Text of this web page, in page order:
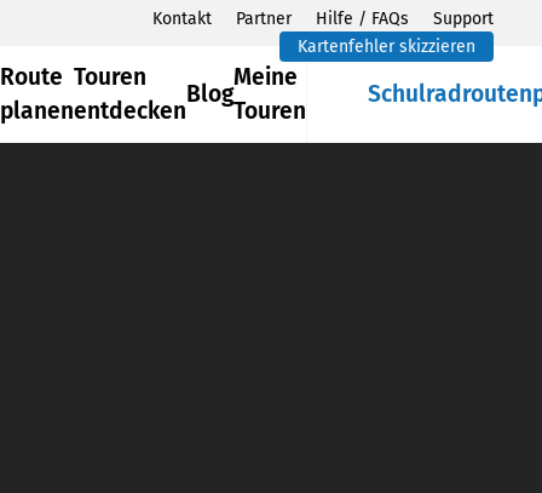
Kontakt Partner Hilfe / FAQs
Support
Kartenfehler skizzieren
Route
planen
Touren
entdecken
Blog
Meine
Touren